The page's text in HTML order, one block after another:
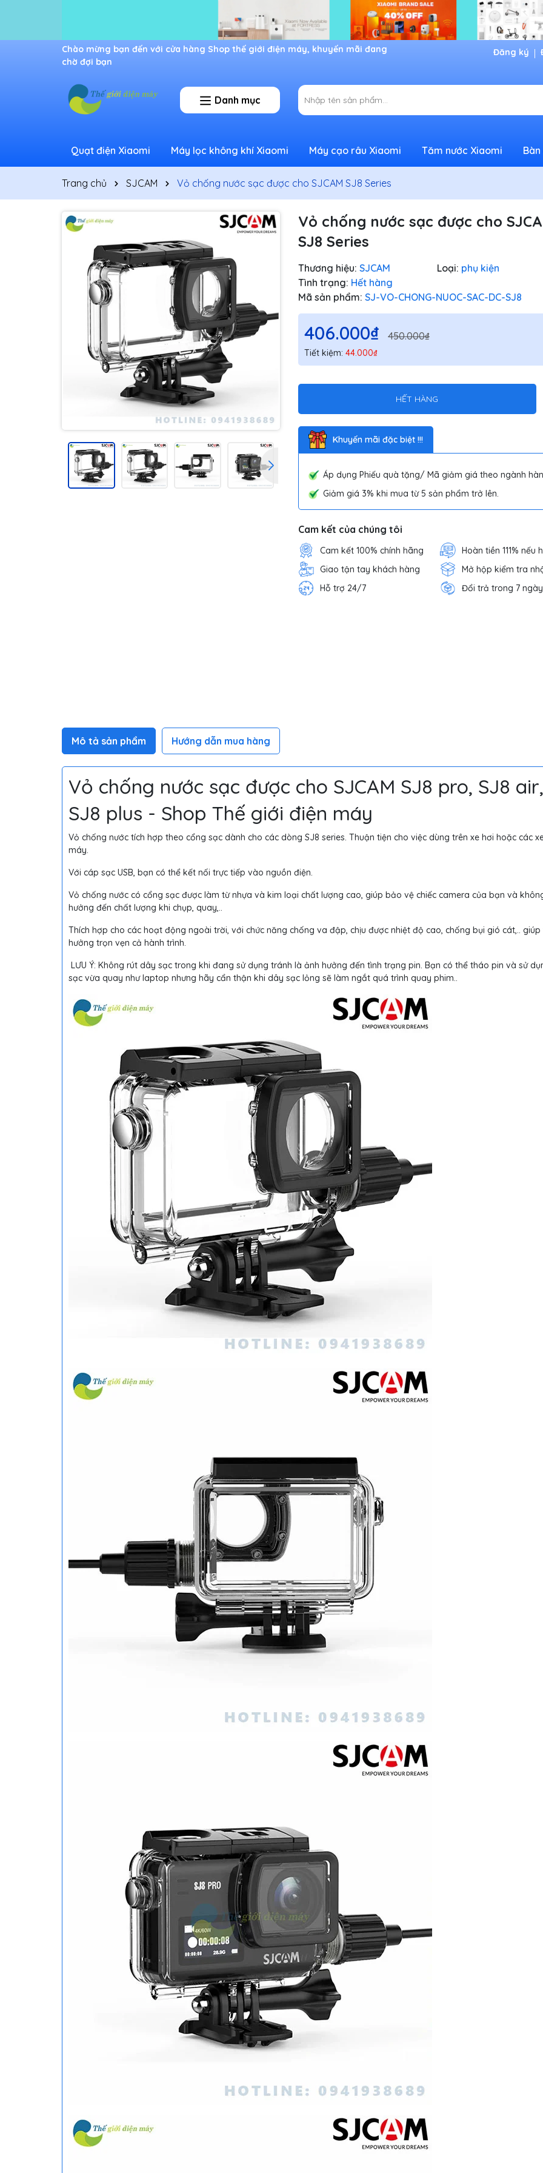
Ưu đãi lớn dành cho thành viên mới Đăng ký
Danh mục
Quạt điện Xiaomi Máy lọc không khí Xiaomi Máy cạo râu Xiaomi Tăm nước Xiaomi
Trang chủ SJCAM Vỏ chống nước sạc được cho SJCAM SJ8 Series
Vỏ chống nước sạc được cho
SJ8 Series
Thương hiệu: SJCAM Loại: phụ kiện
Tình trạng: Hết hàng
Mã sản phẩm: SJ-VO-CHONG-NUOC-SAC-DC-SJ8
406.000₫ 450.000₫
Tiết kiệm: 44.000₫
HẾT HÀNG
Khuyến mãi đặc biệt !!!
Áp dụng Phiếu quà tặng/ Mã giảm giá theo ngành
Giảm giá 3% khi mua từ 5 sản phẩm trở lên.
Cam kết của chúng tôi
Cam kết 100% chính hãng
Hoàn tiền 111% nếu
Giao tận tay khách hàng
Mở hộp kiểm tra
Hỗ trợ 24/7
Đổi trả trong 7 ngày
Mô tả sản phẩm Hướng dẫn mua hàng
Vỏ chống nước sạc được cho SJCAM SJ8 pro, SJ8 air,
SJ8 plus - Shop Thế giới điện máy
Vỏ chống nước tích hợp theo cổng sạc dành cho các dòng SJ8 series. Thuận tiện cho việc dùng trên xe hơi hoặc các
máy.
Với cáp sạc USB, bạn có thể kết nối trực tiếp vào nguồn điện.
Vỏ chống nước có cổng sạc được làm từ nhựa và kim loại chất lượng cao, giúp bảo vệ chiếc camera của bạn và
hưởng đến chất lượng khi chụp, quay,..
Thích hợp cho các hoạt động ngoài trời, với chức năng chống va đập, chịu được nhiệt độ cao, chống bụi gió cát,.. giúp
hưởng trọn vẹn cả hành trình.
LƯU Ý: Không rút dây sạc trong khi đang sử dụng tránh là ảnh hưởng đến tình trạng pin. Bạn có thể tháo pin và sử
sạc vừa quay như laptop nhưng hãy cẩn thận khi dây sạc lỏng sẽ làm ngắt quá trình quay phim..